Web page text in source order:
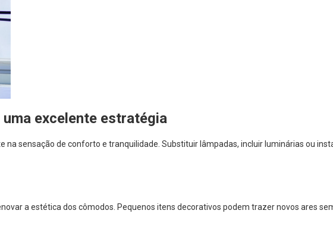
excelente estratégia
sensação de conforto e tranquilidade. Substituir lâmpadas, incluir luminárias ou
a estética dos cômodos. Pequenos itens decorativos podem trazer novos ares